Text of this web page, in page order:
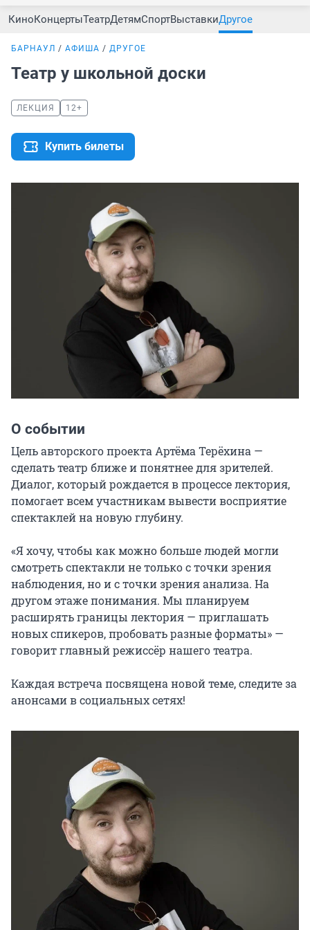
КиноКонцертыТеатрДетямСпортВыставкиДругое
БАРНАУЛ АФИША ДРУГОЕ
Театр у школьной доски
ЛЕКЦИЯ 12+
Купить билеты
О событии
Цель авторского проекта Артёма Терёхина —
сделать театр ближе и понятнее для зрителей.
Диалог, который рождается в процессе лектория,
помогает всем участникам вывести восприятие
спектаклей на новую глубину.
«Я хочу, чтобы как можно больше людей могли
смотреть спектакли не только с точки зрения
наблюдения, но и с точки зрения анализа. На
другом этаже понимания. Мы планируем
расширять границы лектория — приглашать
новых спикеров, пробовать разные форматы» —
говорит главный режиссёр нашего театра.
Каждая встреча посвящена новой теме, следите за
анонсами в социальных сетях!